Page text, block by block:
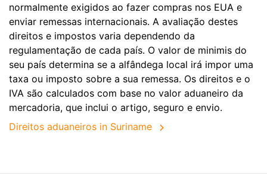
normalmente exigidos ao fazer compras nos EUA e
enviar remessas internacionais. A avaliação destes
direitos e impostos varia dependendo da
regulamentação de cada país. O valor de minimis do
seu país determina se a alfândega local irá impor uma
taxa ou imposto sobre a sua remessa. Os direitos e o
IVA são calculados com base no valor aduaneiro da
mercadoria, que inclui o artigo, seguro e envio.
Direitos aduaneiros in Suriname